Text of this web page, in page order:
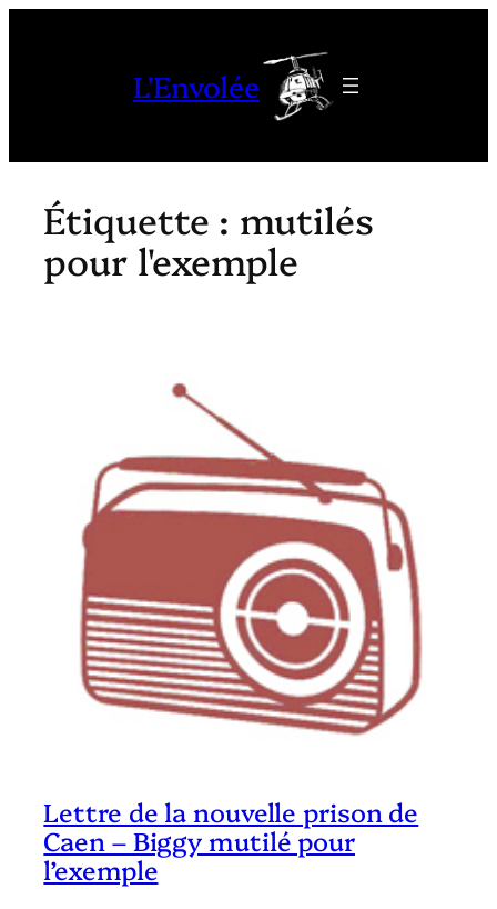
L'Envolée
Étiquette : mutilés
pour l'exemple
Lettre de la nouvelle prison de
Caen – Biggy mutilé pour
l’exemple